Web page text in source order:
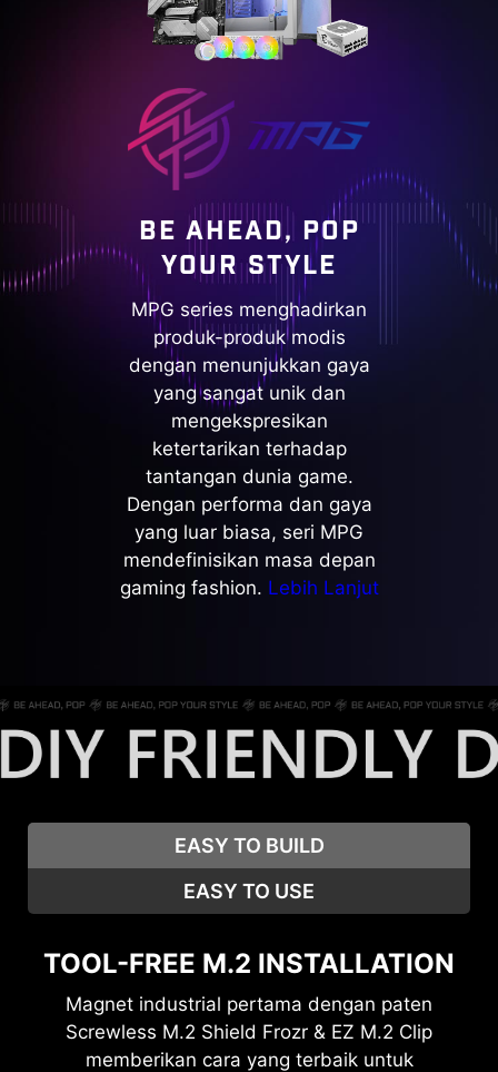
BE AHEAD, POP
YOUR STYLE
MPG series menghadirkan
produk-produk modis
dengan menunjukkan gaya
yang sangat unik dan
mengekspresikan
ketertarikan terhadap
tantangan dunia game.
Dengan performa dan gaya
yang luar biasa, seri MPG
mendefinisikan masa depan
gaming fashion. Lebih Lanjut
EASY TO BUILD
EASY TO USE
TOOL-FREE M.2 INSTALLATION
Magnet industrial pertama dengan paten
Screwless M.2 Shield Frozr & EZ M.2 Clip
memberikan cara yang terbaik untuk